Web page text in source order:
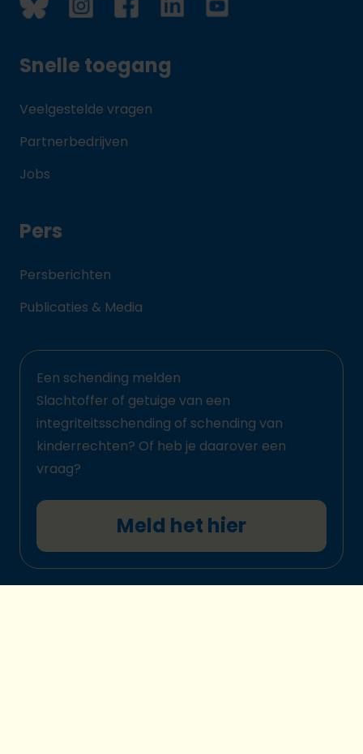
Snelle toegang
Veelgestelde vragen
Partnerbedrijven
Jobs
Pers
Persberichten
Publicaties & Media
Een schending melden
Slachtoffer of getuige van een
integriteitsschending of schending van
kinderrechten? Of heb je daarover een
vraag?
Meld het hier